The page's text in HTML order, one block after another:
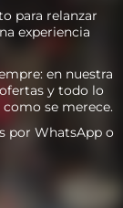
para relanzar
experiencia
en nuestra
y todo lo
se merece.
por WhatsApp o